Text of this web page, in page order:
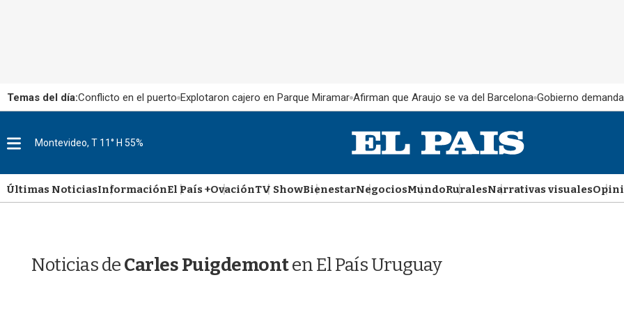
Temas del día:Conflicto en el puerto Explotaron cajero en Parque Miramar Afirman que Araujo se va del Barcelona Gobierno
M
u
Montevideo, T 11° H 55%
Últimas NoticiasInformaciónEl País +OvaciónTV ShowBienestarNegociosMundoRuralesNarrativas visuales
Noticias deCarles Puigdemonten El País Uruguay